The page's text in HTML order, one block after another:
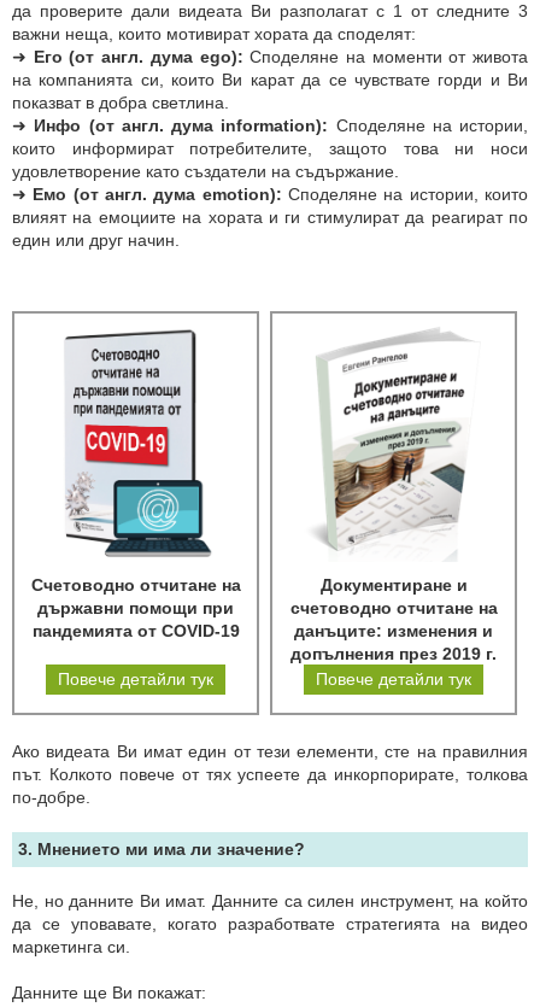
да проверите дали видеата Ви разполагат с 1 от следните 3
важни неща, които мотивират хората да споделят:
➜ Его (от англ. дума ego): Споделяне на моменти от живота
на компанията си, които Ви карат да се чувствате горди и Ви
показват в добра светлина.
➜ Инфо (oт англ. дума information): Споделяне на истории,
които информират потребителите, защото това ни носи
удовлетворение като създатели на съдържание.
➜ Емо (от англ. дума emotion): Споделяне на истории, които
влияят на емоциите на хората и ги стимулират да реагират по
един или друг начин.
Счетоводно отчитане на
държавни помощи при
пандемията от COVID-19
Повече детайли тук
Документиране и
счетоводно отчитане на
данъците: изменения и
допълнения през 2019 г.
Повече детайли тук
Ако видеата Ви имат един от тези елементи, сте на правилния
път. Колкото повече от тях успеете да инкорпорирате, толкова
по-добре.
3. Мнението ми има ли значение?
Не, но данните Ви имат. Данните са силен инструмент, на който
да се уповавате, когато разработвате стратегията на видео
маркетинга си.
Данните ще Ви покажат: